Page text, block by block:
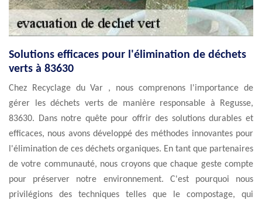
Solutions efficaces pour l'élimination de déchets
verts à 83630
Chez Recyclage du Var , nous comprenons l'importance de
gérer les déchets verts de manière responsable à Regusse,
83630. Dans notre quête pour offrir des solutions durables et
efficaces, nous avons développé des méthodes innovantes pour
l'élimination de ces déchets organiques. En tant que partenaires
de votre communauté, nous croyons que chaque geste compte
pour préserver notre environnement. C'est pourquoi nous
privilégions des techniques telles que le compostage, qui